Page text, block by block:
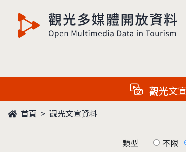
觀光多媒體開放資料
觀光文
首頁 觀光文宣資料
類型 不限